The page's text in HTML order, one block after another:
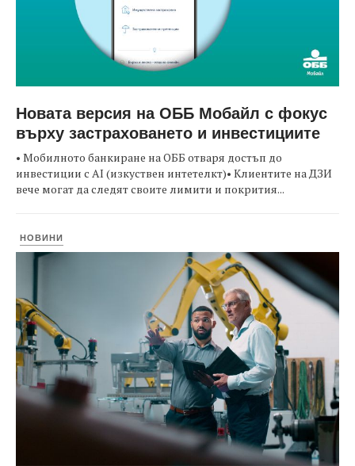
Новата версия на ОББ Мобайл с фокус
върху застраховането и инвестициите
• Мобилното банкиране на ОББ отваря достъп до
инвестиции с AI (изкуствен интетелкт)• Клиентите на ДЗИ
вече могат да следят своите лимити и покрития...
НОВИНИ